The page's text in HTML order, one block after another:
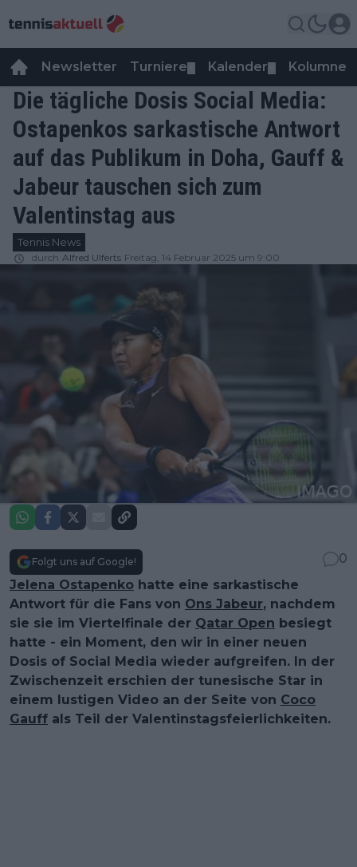
Newsletter Turniere Kalender Kolumnen
Die tägliche Dosis Social Media:
Ostapenkos sarkastische Antwort
auf das Publikum in Doha, Gauff &
Jabeur tauschen sich zum
Valentinstag aus
Tennis News
durch Alfred Ulferts Freitag, 14 Februar 2025 um 9:00
Folgt uns auf Google!
0
Jelena Ostapenko hatte eine sarkastische
Antwort für die Fans von Ons Jabeur, nachdem
sie sie im Viertelfinale der Qatar Open besiegt
hatte - ein Moment, den wir in einer neuen
Dosis of Social Media wieder aufgreifen. In der
Zwischenzeit erschien der tunesische Star in
einem lustigen Video an der Seite von Coco
Gauff als Teil der Valentinstagsfeierlichkeiten.